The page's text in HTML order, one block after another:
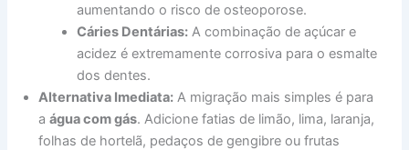
aumentando o risco de osteoporose.
Cáries Dentárias: A combinação de açúcar e
acidez é extremamente corrosiva para o esmalte
dos dentes.
Alternativa Imediata: A migração mais simples é para
aágua com gás. Adicione fatias de limão, lima, laranja,
folhas de hortelã, pedaços de gengibre ou frutas